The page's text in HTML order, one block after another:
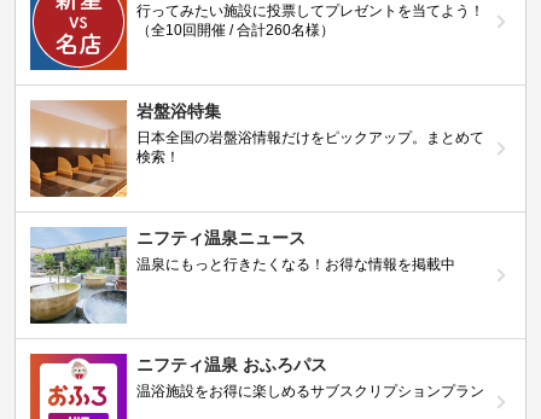
行ってみたい施設に投票してプレゼントを当てよう！
（全10回開催 / 合計260名様）
岩盤浴特集
日本全国の岩盤浴情報だけをピックアップ。まとめて
検索！
ニフティ温泉ニュース
温泉にもっと行きたくなる！お得な情報を掲載中
ニフティ温泉 おふろパス
温浴施設をお得に楽しめるサブスクリプションプラン